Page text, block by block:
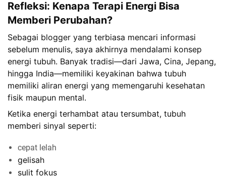
Refleksi: Kenapa Terapi Energi Bisa
Memberi Perubahan?
Sebagai blogger yang terbiasa mencari informasi
sebelum menulis, saya akhirnya mendalami konsep
energi tubuh. Banyak tradisi—dari Jawa, Cina, Jepang,
hingga India—memiliki keyakinan bahwa tubuh
memiliki aliran energi yang memengaruhi kesehatan
fisik maupun mental.
Ketika energi terhambat atau tersumbat, tubuh
memberi sinyal seperti:
cepat lelah
gelisah
sulit fokus